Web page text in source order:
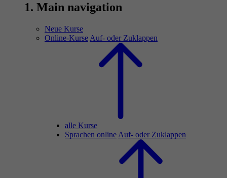
1. Main navigation
Neue Kurse
Online-Kurse Auf- oder Zuklappen
alle Kurse
Sprachen online Auf- oder Zuklappen